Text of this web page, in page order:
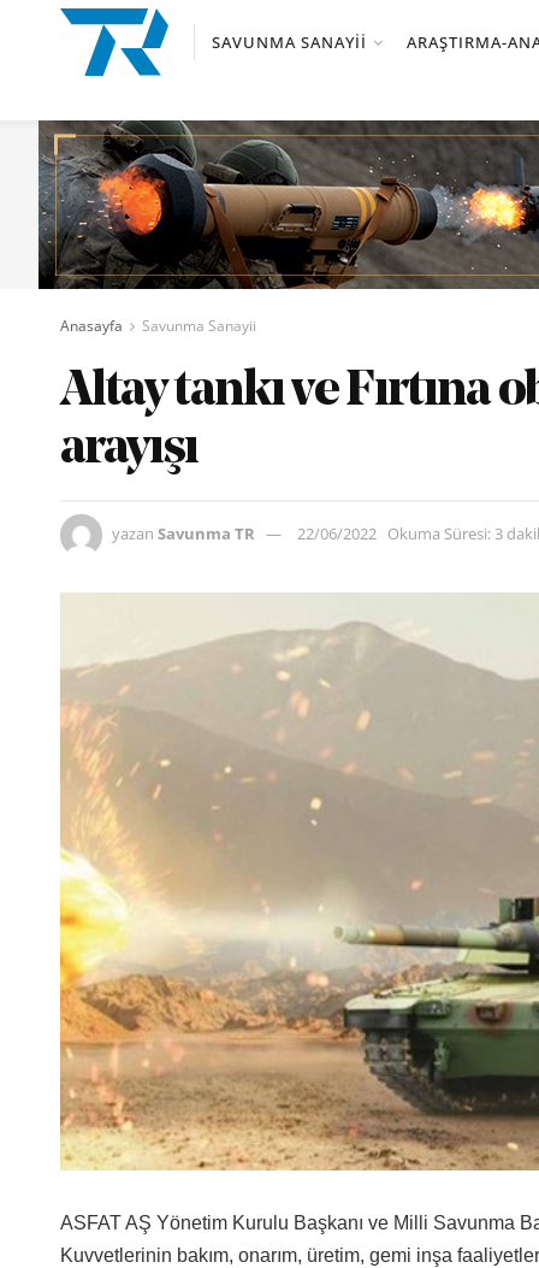
SAVUNMA SANAYII ARAŞTIRMA-
Anasayfa Savunma Sanayii
Altay tankı ve Fırtına
arayışı
yazan Savunma TR 22/06/2022 Okuma Süresi: 3
ASFAT AŞ Yönetim Kurulu Başkanı ve Milli Savunma
Kuvvetlerinin bakım, onarım, üretim, gemi inşa